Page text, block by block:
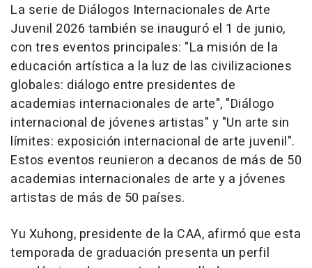
La serie de Diálogos Internacionales de Arte
Juvenil 2026 también se inauguró el 1 de junio,
con tres eventos principales: "La misión de la
educación artística a la luz de las civilizaciones
globales: diálogo entre presidentes de
academias internacionales de arte", "Diálogo
internacional de jóvenes artistas" y "Un arte sin
límites: exposición internacional de arte juvenil".
Estos eventos reunieron a decanos de más de 50
academias internacionales de arte y a jóvenes
artistas de más de 50 países.
Yu Xuhong, presidente de la CAA, afirmó que esta
temporada de graduación presenta un perfil